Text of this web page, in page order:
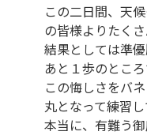
この二日間、天
の皆様よりたく
結果としては準
あと１歩のとこ
この悔しさをバ
丸となって練習し
本当に、有難う御